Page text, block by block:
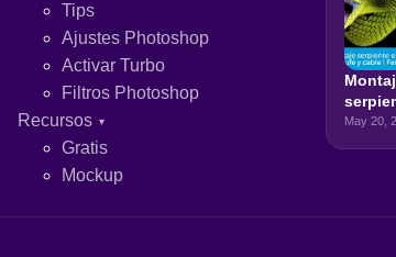
Tips
Ajustes Photoshop
Activar Turbo
Filtros Photoshop
Recursos
Gratis
Mockup
May 20,